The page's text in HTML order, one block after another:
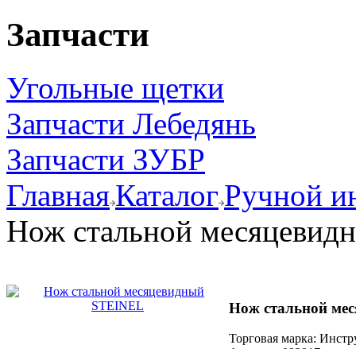
Запчасти
Угольные щетки
Запчасти Лебедянь
Запчасти ЗУБР
ГлавнаяКаталог Ручной
Нож стальной
Нож стальной
Торговая марка: